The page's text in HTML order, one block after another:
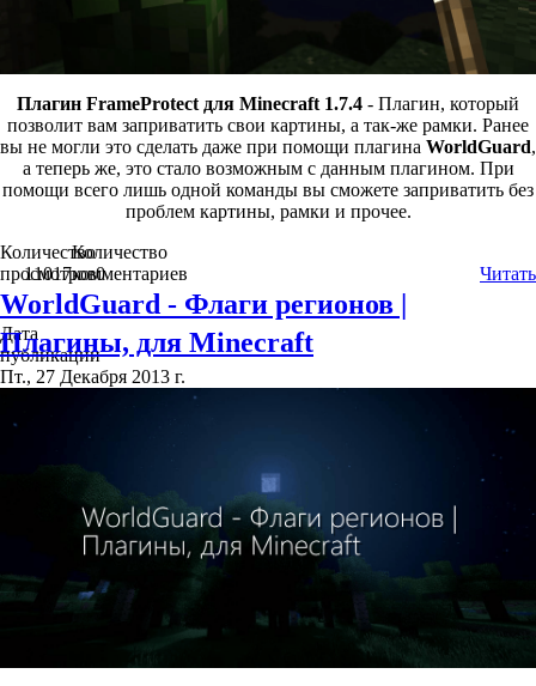
Плагин FrameProtect для Minecraft 1.7.4 - Плагин, который
позволит вам заприватить свои картины, а так-же рамки. Ранее
вы не могли это сделать даже при помощи плагина WorldGuard,
а теперь же, это стало возможным с данным плагином. При
помощи всего лишь одной команды вы сможете заприватить без
проблем картины, рамки и прочее.
Количество
просмотров
11017
Количество
комментариев
0 Читать
WorldGuard - Флаги регионов |
Плагины, для Minecraft
Дата
публикации
Пт., 27 Декабря 2013 г.